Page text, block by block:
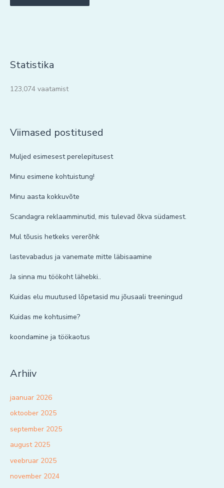
Statistika
123,074 vaatamist
Viimased postitused
Muljed esimesest perelepitusest
Minu esimene kohtuistung!
Minu aasta kokkuvõte
Scandagra reklaamminutid, mis tulevad õkva südamest.
Mul tõusis hetkeks vererõhk
lastevabadus ja vanemate mitte läbisaamine
Ja sinna mu töökoht lähebki..
Kuidas elu muutused lõpetasid mu jõusaali treeningud
Kuidas me kohtusime?
koondamine ja töökaotus
Arhiiv
jaanuar 2026
oktoober 2025
september 2025
august 2025
veebruar 2025
november 2024